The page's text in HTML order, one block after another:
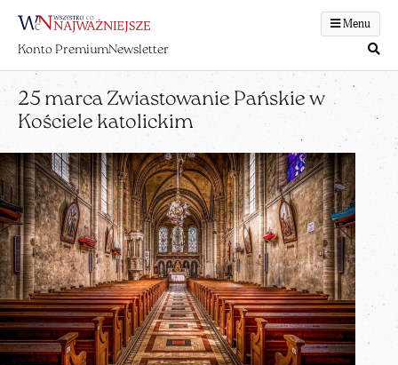
Menu
Konto PremiumNewsletter
25 marca Zwiastowanie Pańskie w
Kościele katolickim